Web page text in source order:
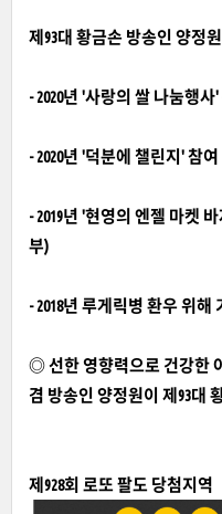
제93대 황금손 방송인 양정원
- 2020년 '사랑의 쌀 나눔행사
- 2020년 '덕분에 챌린지' 참여
- 2019년 '현영의 엔젤 마켓
부)
- 2018년 루게릭병 환우 위해
◎ 선한 영향력으로 건강한
겸 방송인 양정원이 제93대
제928회 로또 팔도 당첨지역